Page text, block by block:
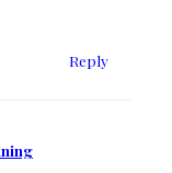
Reply